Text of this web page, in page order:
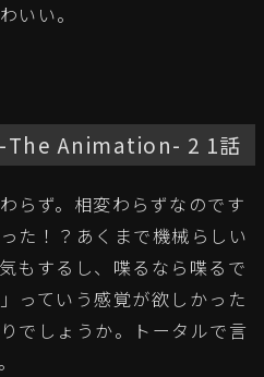
いい。
-The Animation- 2 1話
らず。相変わらずなのです
た！？あくまで機械らしい
もするし、喋るなら喋るで
っていう感覚が欲しかった
でしょうか。トータルで言